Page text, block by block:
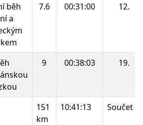
běh
a
7.6 00:31:00 12.
9 00:38:03 19.
151
km
10:41:13 Součet